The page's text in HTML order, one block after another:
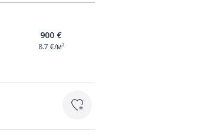
900 €
8.7 €/м²